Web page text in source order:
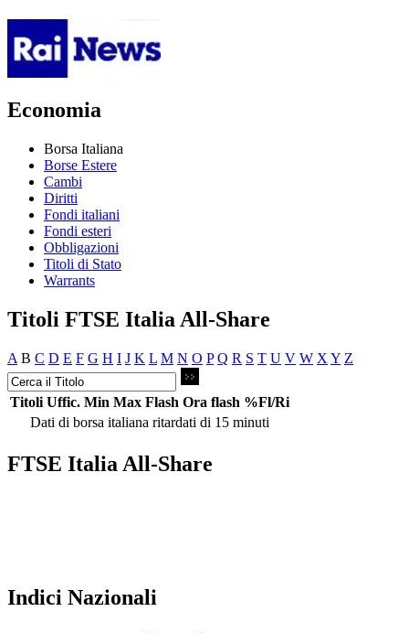
Economia
Borsa Italiana
Borse Estere
Cambi
Diritti
Fondi italiani
Fondi esteri
Obbligazioni
Titoli di Stato
Warrants
Titoli FTSE Italia All-Share
A B C D E F G H I J K L M N O P Q R S T U V W X Y Z
Titoli Uffic. Min Max Flash Ora flash %Fl/Ri
Dati di borsa italiana ritardati di 15 minuti
FTSE Italia All-Share
Indici Nazionali